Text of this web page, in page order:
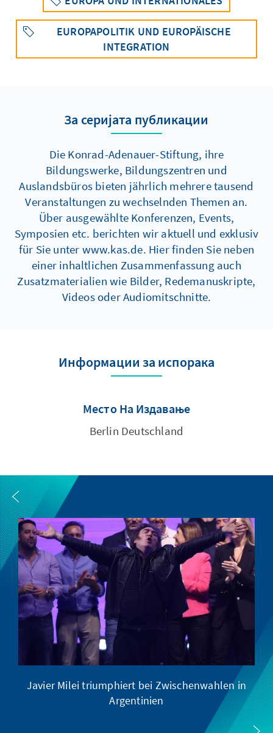
EUROPAPOLITIK UND EUROPÄISCHE
INTEGRATION
За серијата публикации
Die Konrad-Adenauer-Stiftung, ihre
Bildungswerke, Bildungszentren und
Auslandsbüros bieten jährlich mehrere tausend
Veranstaltungen zu wechselnden Themen an.
Über ausgewählte Konferenzen, Events,
Symposien etc. berichten wir aktuell und exklusiv
für Sie unter www.kas.de. Hier finden Sie neben
einer inhaltlichen Zusammenfassung auch
Zusatzmaterialien wie Bilder, Redemanuskripte,
Videos oder Audiomitschnitte.
Информации за испорака
Место На Издавање
Berlin Deutschland
Javier Milei triumphiert bei Zwischenwahlen in
Argentinien